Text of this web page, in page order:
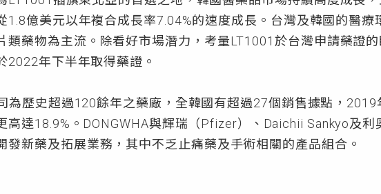
1.8億美元以年複合成長率7.04%的速度成長。台灣及韓國的醫
類藥物為主流。除看好市場潛力，考量LT1001於台灣申請藥證
2022年下半年取得藥證。
為歷史超過120餘年之藥廠，全韓國有超過27個銷售據點，
高達18.9%。DONGWHA與輝瑞（Pfizer）、Daichii Sankyo及
發新藥及拓展業務，其中不乏止痛藥及手術相關的產品組合。